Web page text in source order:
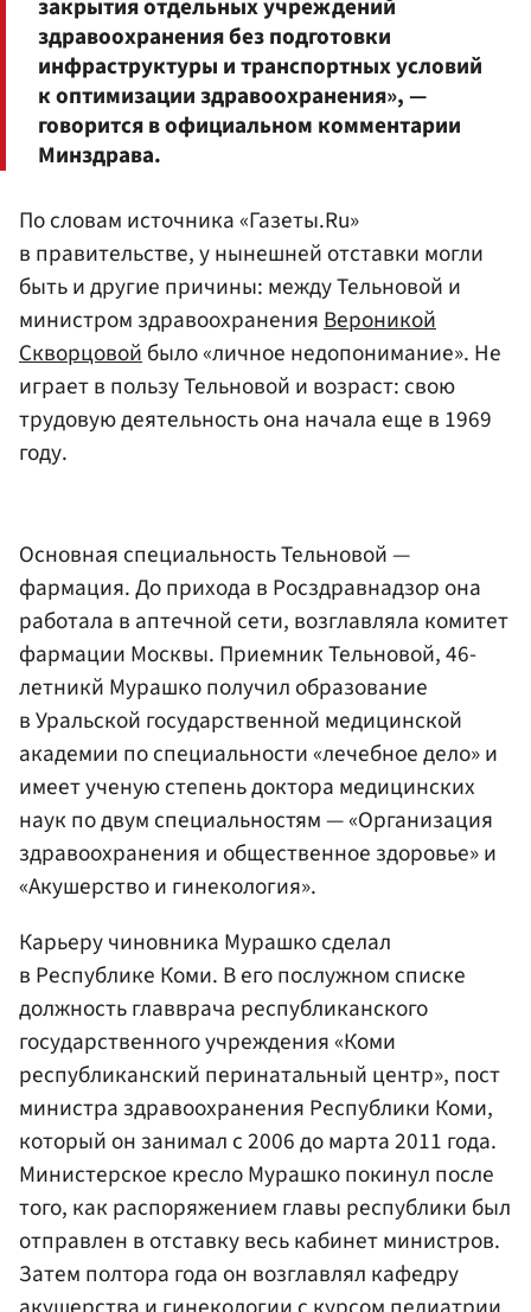
закрытия отдельных учреждений
здравоохранения без подготовки
инфраструктуры и транспортных условий
к оптимизации здравоохранения», —
говорится в официальном комментарии
Минздрава.
По словам источника «Газеты.Ru»
в правительстве, у нынешней отставки могли
быть и другие причины: между Тельновой и
министром здравоохраненияВероникой
Скворцовойбыло «личное недопонимание». Не
играет в пользу Тельновой и возраст: свою
трудовую деятельность она начала еще в 1969
году.
Основная специальность Тельновой —
фармация. До прихода в Росздравнадзор она
работала в аптечной сети, возглавляла комитет
фармации Москвы. Приемник Тельновой, 46-
летникй Мурашко получил образование
в Уральской государственной медицинской
академии по специальности «лечебное дело» и
имеет ученую степень доктора медицинских
наук по двум специальностям — «Организация
здравоохранения и общественное здоровье» и
«Акушерство и гинекология».
Карьеру чиновника Мурашко сделал
в Республике Коми. В его послужном списке
должность главврача республиканского
государственного учреждения «Коми
республиканский перинатальный центр», пост
министра здравоохранения Республики Коми,
который он занимал с 2006 до марта 2011 года.
Министерское кресло Мурашко покинул после
того, как распоряжением главы республики был
отправлен в отставку весь кабинет министров.
Затем полтора года он возглавлял кафедру